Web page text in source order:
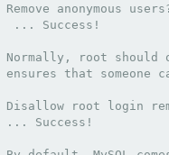
Remove
... Success!
Normally, root
ensures that someone
Disallow root login
... Success!